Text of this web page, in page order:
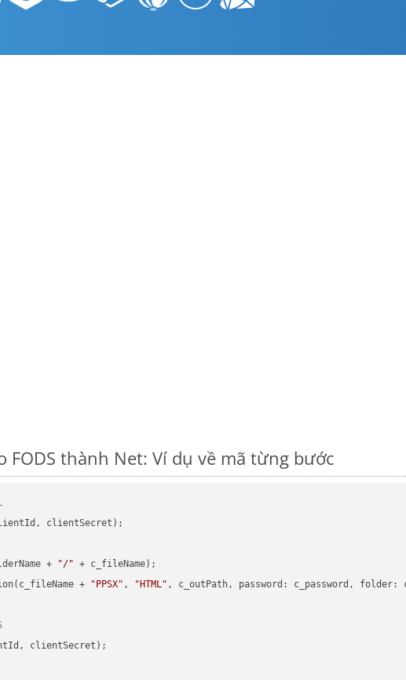
FODS thành Net: Ví dụ về mã từng bước
clientSecret);
+ "/" + c_fileName);
+
"PPSX" , "HTML" , c_outPath, password: c_password, folder:
clientSecret);